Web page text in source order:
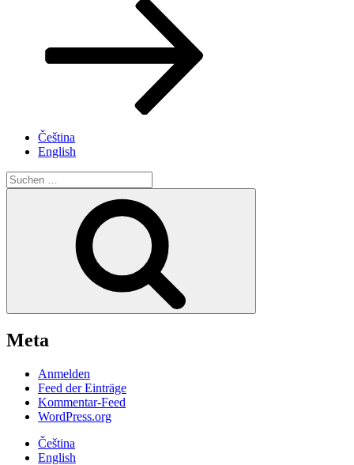
Čeština
English
Suche
nach:
Meta
Anmelden
Feed der Einträge
Kommentar-Feed
WordPress.org
Čeština
English